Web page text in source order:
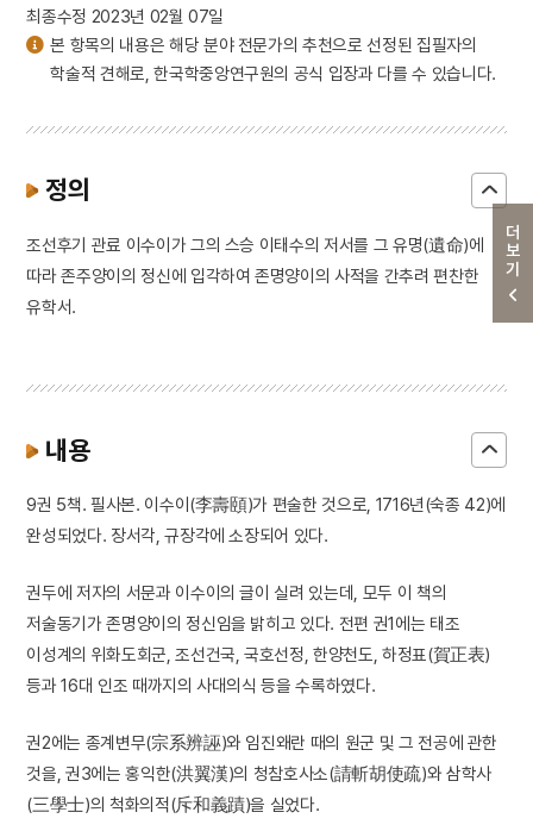
더보기
최종수정 2023년 02월 07일
본 항목의 내용은 해당 분야 전문가의 추천으로 선정된 집필자의
학술적 견해로, 한국학중앙연구원의 공식 입장과 다를 수 있습니다.
정의
조선후기 관료 이수이가 그의 스승 이태수의 저서를 그 유명(遺命)에
따라 존주양이의 정신에 입각하여 존명양이의 사적을 간추려 편찬한
유학서.
내용
9권 5책. 필사본. 이수이(李壽頤)가 편술한 것으로, 1716년(숙종 42)에
완성되었다. 장서각, 규장각에 소장되어 있다.
권두에 저자의 서문과 이수이의 글이 실려 있는데, 모두 이 책의
저술동기가 존명양이의 정신임을 밝히고 있다. 전편 권1에는 태조
이성계의 위화도회군, 조선건국, 국호선정, 한양천도, 하정표(賀正表)
등과 16대 인조 때까지의 사대의식 등을 수록하였다.
권2에는 종계변무(宗系辨誣)와 임진왜란 때의 원군 및 그 전공에 관한
것을, 권3에는 홍익한(洪翼漢)의 청참호사소(請斬胡使疏)와 삼학사
(三學士)의 척화의적(斥和義蹟)을 실었다.